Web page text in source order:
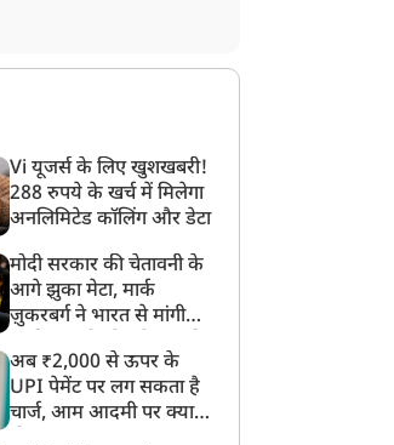
Vi यूजर्स के लिए खुशखबरी!
288 रुपये के खर्च में मिलेगा
अनलिमिटेड कॉलिंग और डेटा
मोदी सरकार की चेतावनी के
आगे झुका मेटा, मार्क
ज़ुकरबर्ग ने भारत से मांगी
अब ₹2,000 से ऊपर के
UPI पेमेंट पर लग सकता है
चार्ज, आम आदमी पर क्या